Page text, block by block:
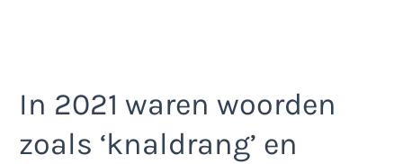
In 2021 waren woorden
zoals ‘knaldrang’ en